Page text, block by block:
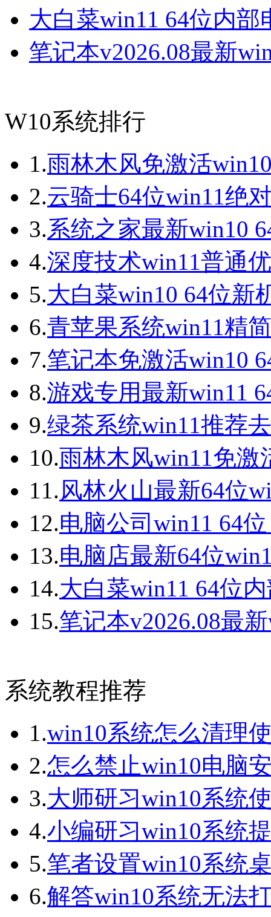
大白菜win11 64位内
笔记本v2026.08最新
W10系统排行
1.雨林木风免激活
2.云骑士64位win11绝
3.系统之家最新win10
4.深度技术win11普通
5.大白菜win10 64位
6.青苹果系统win11精
7.笔记本免激活win10
8.游戏专用最新win11
9.绿茶系统win11推荐
10.雨林木风win11免
11.风林火山最新64位
12.电脑公司win11 64
13.电脑店最新64位
14.大白菜win11 64位
15.笔记本v2026.08最
系统教程推荐
1.win10系统怎么清理
2.怎么禁止win10电脑
3.大师研习win10系统
4.小编研习win10系统
5.笔者设置win10系统
6.解答win10系统无法